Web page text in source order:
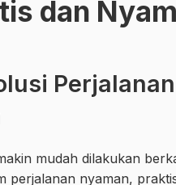
dan
mudah dilakukan
perjalanan nyaman,